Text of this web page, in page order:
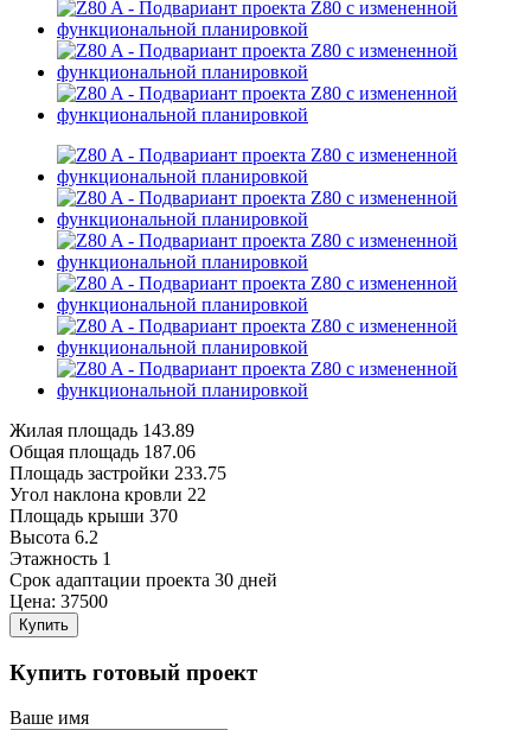
Жилая площадь 143.89
Общая площадь 187.06
Площадь застройки 233.75
Угол наклона кровли 22
Площадь крыши 370
Высота 6.2
Этажность 1
Срок адаптации проекта 30 дней
Цена: 37500
Купить
Купить готовый проект
Ваше имя